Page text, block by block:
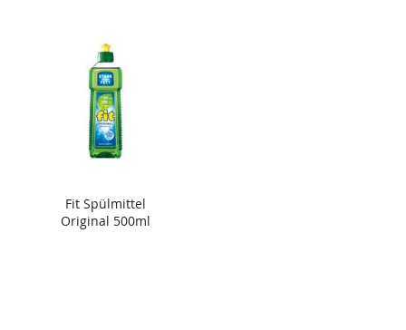
Fit Spülmittel
Original 500ml